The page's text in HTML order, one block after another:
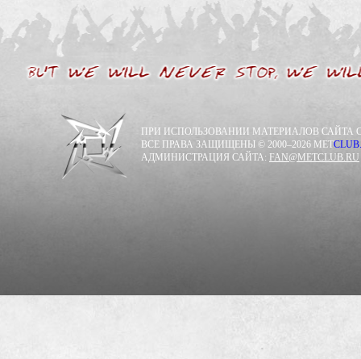
ПРИ ИСПОЛЬЗОВАНИИ МАТЕРИАЛОВ САЙТА
ВСЕ ПРАВА ЗАЩИЩЕНЫ © 2000–2026 METCLUB.
АДМИНИСТРАЦИЯ САЙТА: FAN@METCLUB.RU